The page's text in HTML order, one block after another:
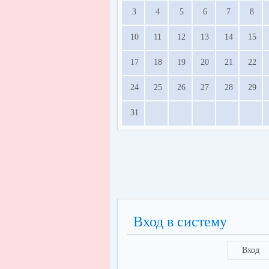
3 4 5 6 7 8
10 11 12 13 14 15
17 18 19 20 21 22
24 25 26 27 28 29
31
Вход в систему
Вход